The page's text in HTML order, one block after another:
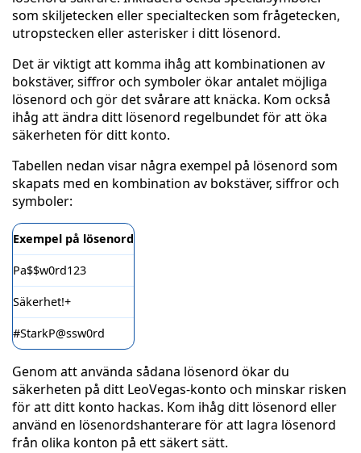
som skiljetecken eller specialtecken som frågetecken,
utropstecken eller asterisker i ditt lösenord.
Det är viktigt att komma ihåg att kombinationen av
bokstäver, siffror och symboler ökar antalet möjliga
lösenord och gör det svårare att knäcka. Kom också
ihåg att ändra ditt lösenord regelbundet för att öka
säkerheten för ditt konto.
Tabellen nedan visar några exempel på lösenord som
skapats med en kombination av bokstäver, siffror och
symboler:
Exempel på lösenord
Pa$$w0rd123
Säkerhet!+
#StarkP@ssw0rd
Genom att använda sådana lösenord ökar du
säkerheten på ditt LeoVegas-konto och minskar risken
för att ditt konto hackas. Kom ihåg ditt lösenord eller
använd en lösenordshanterare för att lagra lösenord
från olika konton på ett säkert sätt.